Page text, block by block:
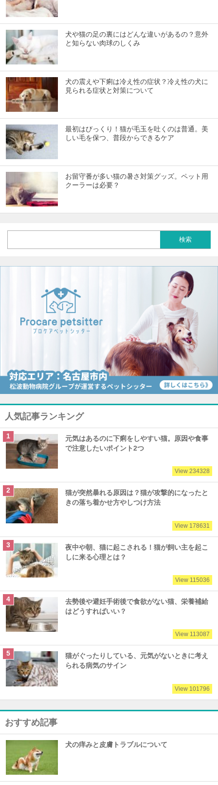
犬や猫の足の裏にはどんな違いがあるの？意外
と知らない肉球のしくみ
犬の震えや下痢は冷え性の症状？冷え性の犬に
見られる症状と対策について
最初はびっくり！猫が毛玉を吐くのは普通。美
しい毛を保つ、普段からできるケア
お留守番が多い猫の暑さ対策グッズ。ペット用
クーラーは必要？
人気記事ランキング
元気はあるのに下痢をしやすい猫。原因や食事
で注意したいポイント2つ
View 234328
猫が突然暴れる原因は？猫が攻撃的になったと
きの落ち着かせ方やしつけ方法
View 178631
夜中や朝、猫に起こされる！猫が飼い主を起こ
しに来る心理とは？
View 115036
去勢後や避妊手術後で食欲がない猫、栄養補給
はどうすればいい？
View 113087
猫がぐったりしている、元気がないときに考え
られる病気のサイン
View 101796
おすすめ記事
犬の痒みと皮膚トラブルについて